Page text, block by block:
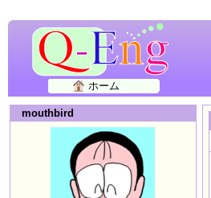
ホーム
mouthbird